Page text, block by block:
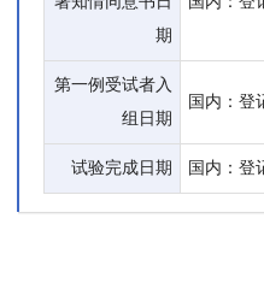
期
第一例受试者入
组日期
国内：
试验完成日期 国内：